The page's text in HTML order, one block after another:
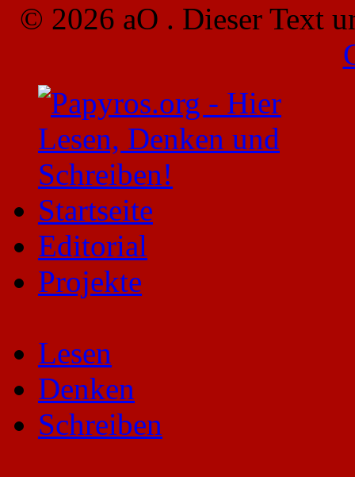
© 2026 aO . Dieser Text
Startseite
Editorial
Projekte
Lesen
Denken
Schreiben